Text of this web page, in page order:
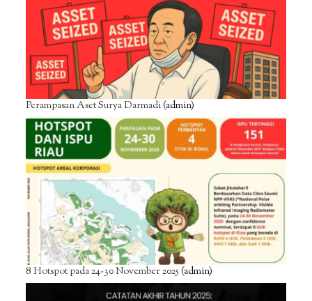
Perampasan Aset Surya Darmadi(admin)
8 Hotspot pada 24-30 November 2025(admin)